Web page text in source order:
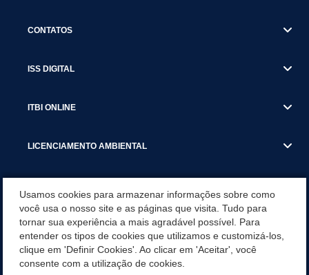
CONTATOS
ISS DIGITAL
ITBI ONLINE
LICENCIAMENTO AMBIENTAL
SERVIÇOS
SERVIÇOS DO DEPARTAMENTO DE RECEITA MUNICIPAL
Usamos cookies para armazenar informações sobre como
você usa o nosso site e as páginas que visita. Tudo para
tornar sua experiência a mais agradável possível. Para
entender os tipos de cookies que utilizamos e customizá-los,
clique em 'Definir Cookies'. Ao clicar em 'Aceitar', você
consente com a utilização de cookies.